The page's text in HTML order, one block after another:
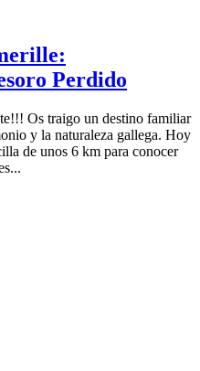
Perdido
Os traigo un destino familiar
y la naturaleza gallega. Hoy
de unos 6 km para conocer